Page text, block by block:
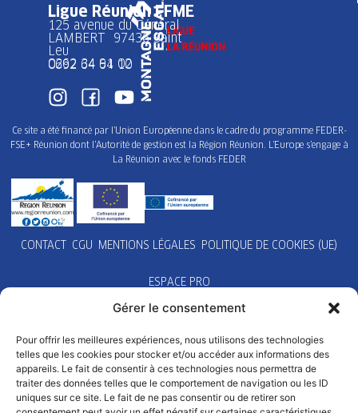
Gérer le consentement
Pour offrir les meilleures expériences, nous utilisons des technologies
telles que les cookies pour stocker et/ou accéder aux informations des
appareils. Le fait de consentir à ces technologies nous permettra de
traiter des données telles que le comportement de navigation ou les ID
uniques sur ce site. Le fait de ne pas consentir ou de retirer son
Ligue Réunion FFME
125 avenue du Général
LAMBERT 97436 Saint
Leu
0262 34 91 02
0692 64 64 10
Ce site a été financé par l’Union Européenne dans le cadre du programme FEDER-
FSE+ Réunion dont l’Autorité de gestion est la Région Réunion. L’Europe s’engage à
La Réunion avec le fonds FEDER
CONTACT CGU MENTIONS LÉGALES POLITIQUE DE COOKIES (UE)
ESPACE PRO